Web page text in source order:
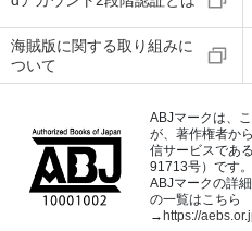
海賊版に関する取り組みに
ついて
ABJマークは、
が、著作権者か
信サービスであ
91713号）です。
ABJマークの詳
の一覧はこちら
→https://